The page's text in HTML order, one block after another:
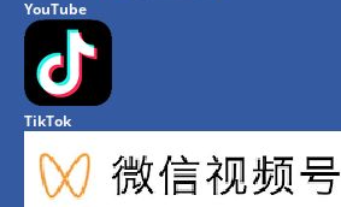
YouTube
TikTok